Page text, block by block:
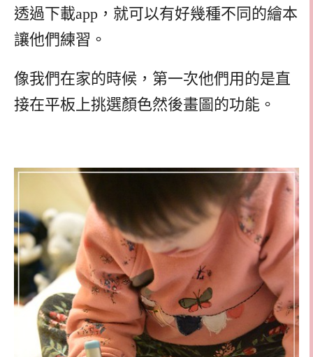
透過下載app，就可以有好幾種不同的繪本
讓他們練習。
像我們在家的時候，第一次他們用的是直
接在平板上挑選顏色然後畫圖的功能。